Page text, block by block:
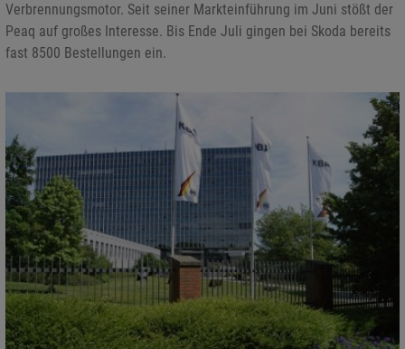
Verbrennungsmotor. Seit seiner Markteinführung im Juni stößt der
Peaq auf großes Interesse. Bis Ende Juli gingen bei Skoda bereits
fast 8500 Bestellungen ein.